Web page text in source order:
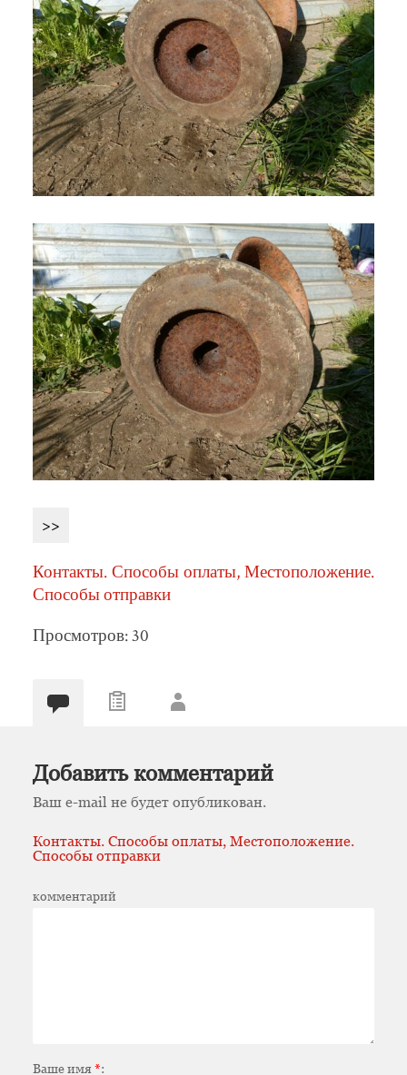
>>
Контакты. Способы оплаты, Местоположение.
Способы отправки
Просмотров: 30
Добавить комментарий
Ваш e-mail не будет опубликован.
Контакты. Способы оплаты, Местоположение.
Способы отправки
комментарий
Ваше имя*: